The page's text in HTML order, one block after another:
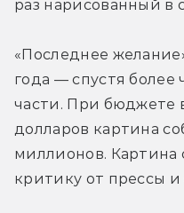
раз нарисованный в
«Последнее
года — спустя более
части. При бюджете
долларов картина
миллионов. Картина
критику от прессы и